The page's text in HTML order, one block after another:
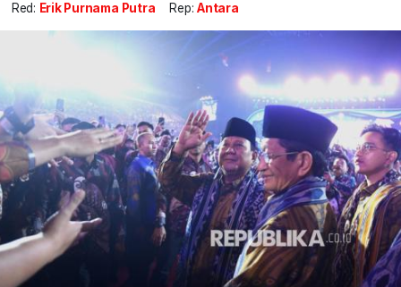
Red: Erik Purnama Putra Rep: Antara